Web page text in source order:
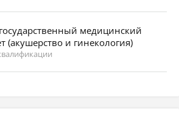
медицинский
(акушерство и гинекология)